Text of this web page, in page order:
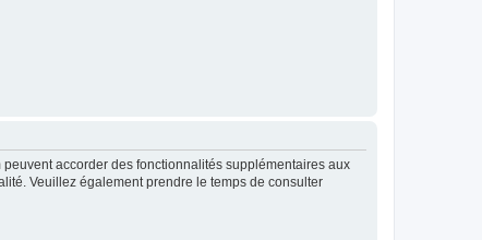
accorder des fonctionnalités supplémentaires aux
Veuillez également prendre le temps de consulter